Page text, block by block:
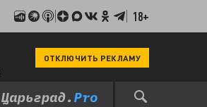
18+
ОТКЛЮЧИТЬ РЕКЛАМУ